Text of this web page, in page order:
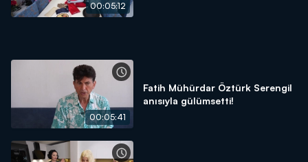
00:05:12
00:05:41
Fatih Mühürdar Öztürk Serengil
anısıyla gülümsetti!